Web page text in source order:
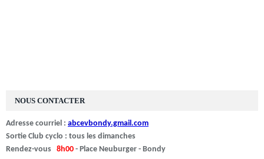
NOUS CONTACTER
Adresse courriel : abcevbondy.gmail.com
Sortie Club cyclo : tous les dimanches
Rendez-vous 8h00 - Place Neuburger - Bondy